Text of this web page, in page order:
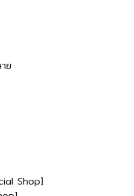
ย
Shop]